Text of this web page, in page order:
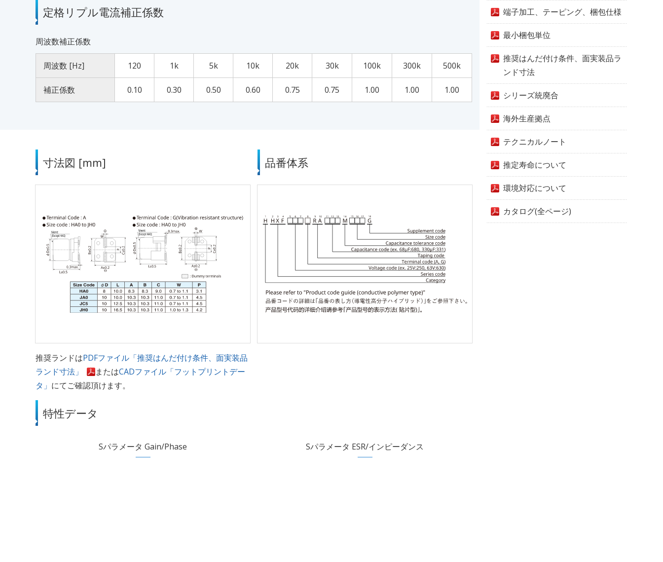
定格リプル電流補正係数
周波数補正係数
周波数 [Hz] 120 1k 5k 10k 20k 30k 100k 300k 500k
補正係数 0.10 0.30 0.50 0.60 0.75 0.75 1.00 1.00 1.00
寸法図 [mm]
推奨ランドはPDFファイル「推奨はんだ付け条件、面実装品
ランド寸法」
またはCADファイル「フットプリントデー
タ」 にてご確認頂けます。
品番体系
特性データ
Sパラメータ Gain/Phase Sパラメータ ESR/インピーダンス
端子加工、テーピング、梱包仕様
最小梱包単位
推奨はんだ付け条件、面実装品ラ
ンド寸法
シリーズ統廃合
海外生産拠点
テクニカルノート
推定寿命について
環境対応について
カタログ(全ページ)